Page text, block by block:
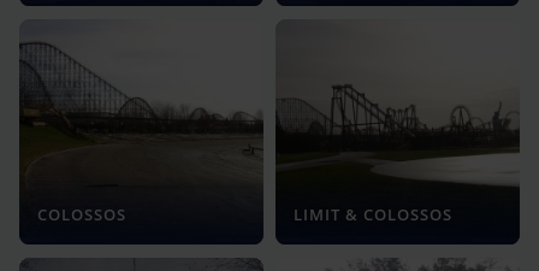
COLOSSOS LIMIT & COLOSSOS